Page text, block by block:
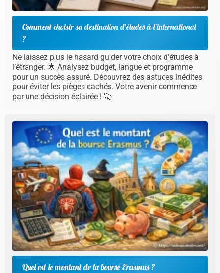
Comment choisir sa destination d’études à l’international
?
Ne laissez plus le hasard guider votre choix d’études à
l’étranger. 🌟 Analysez budget, langue et programme
pour un succès assuré. Découvrez des astuces inédites
pour éviter les pièges cachés. Votre avenir commence
par une décision éclairée ! 🚀
Quel est le montant de la bourse Erasmus ?